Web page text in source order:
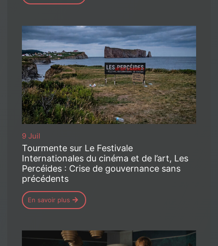
9 Juil
Tourmente sur Le Festivale
Internationales du cinéma et de l’art, Les
Percéides : Crise de gouvernance sans
précédents
En savoir plus